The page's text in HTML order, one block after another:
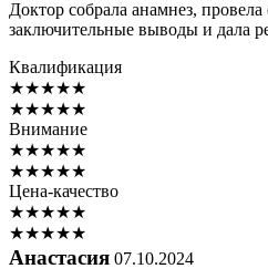
Доктор собрала анамнез, провела
заключительные выводы и дала
Квалификация
★★★★★
★★★★★
Внимание
★★★★★
★★★★★
Цена-качество
★★★★★
★★★★★
Анастасия 07.10.2024